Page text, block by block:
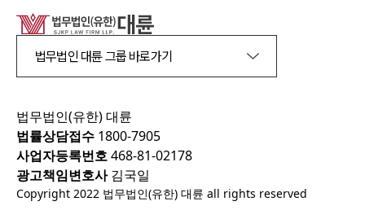
법무법인 대륜 그룹 바로가기
법무법인(유한) 대륜
법률상담접수 1800-7905
사업자등록번호468-81-02178
광고책임변호사김국일
Copyright 2022 법무법인(유한) 대륜 all rights reserved